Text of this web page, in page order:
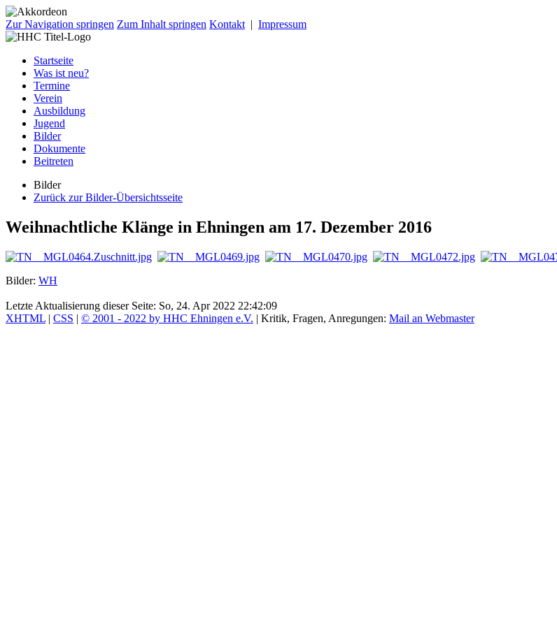
Zur Navigation springen Zum Inhalt springen Kontakt | Impressum
Startseite
Was ist neu?
Termine
Verein
Ausbildung
Jugend
Bilder
Dokumente
Beitreten
Bilder
Zurück zur Bilder-Übersichtsseite
Weihnachtliche Klänge in Ehningen am 17. Dezember 2016
Bilder: WH
Letzte Aktualisierung dieser Seite: So, 24. Apr 2022 22:42:09
XHTML | CSS | © 2001 - 2022 by HHC Ehningen e.V. | Kritik, Fragen, Anregungen: Mail an Webmaster